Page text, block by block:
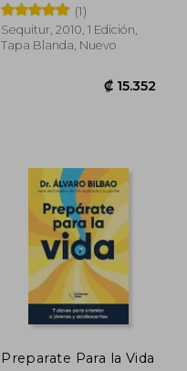
₡
(1)
Sequitur, 2010, 1 Edición,
Tapa Blanda, Nuevo
Preparate Para la Vida